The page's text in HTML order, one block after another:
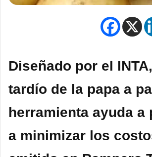
Diseñado por el
tardío de la papa a
herramienta ayuda
a minimizar los